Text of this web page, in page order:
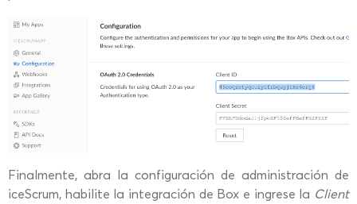
Finalmente, abra la configuración de administración de
iceScrum, habilite la integración de Box e ingrese la Client